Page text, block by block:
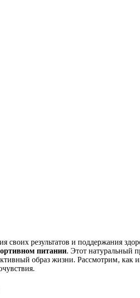
своих результатов и поддержания
питании. Этот натуральный
образ жизни. Рассмотрим‚ как